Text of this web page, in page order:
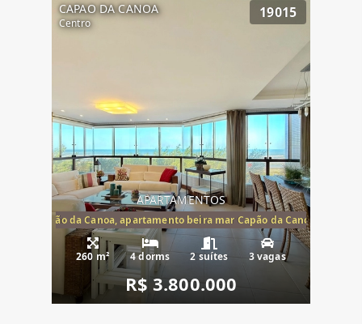
CAPAO DA CANOA
Centro
19015
APARTAMENTOS
mar Capão da Canoa, apartamento beira mar Capão da Canoa,
260 m² 4 dorms 2 suítes 3 vagas
R$ 3.800.000